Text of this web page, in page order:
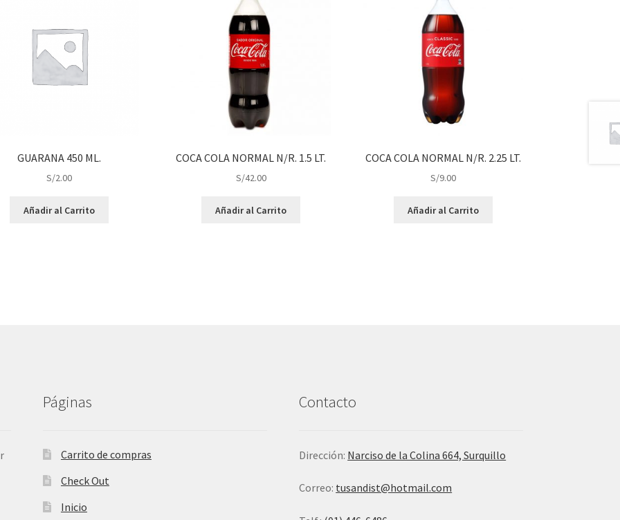
GUARANA 450 ML.
S/2.00
Añadir al Carrito
COCA COLA NORMAL N/R. 1.5 LT.
S/42.00
Añadir al Carrito
COCA COLA NORMAL N/R. 2.25 LT.
S/9.00
Añadir al Carrito
Páginas
Carrito de compras
Check Out
Inicio
Contacto
Dirección: Narciso de la Colina 664, Surquillo
Correo: tusandist@hotmail.com